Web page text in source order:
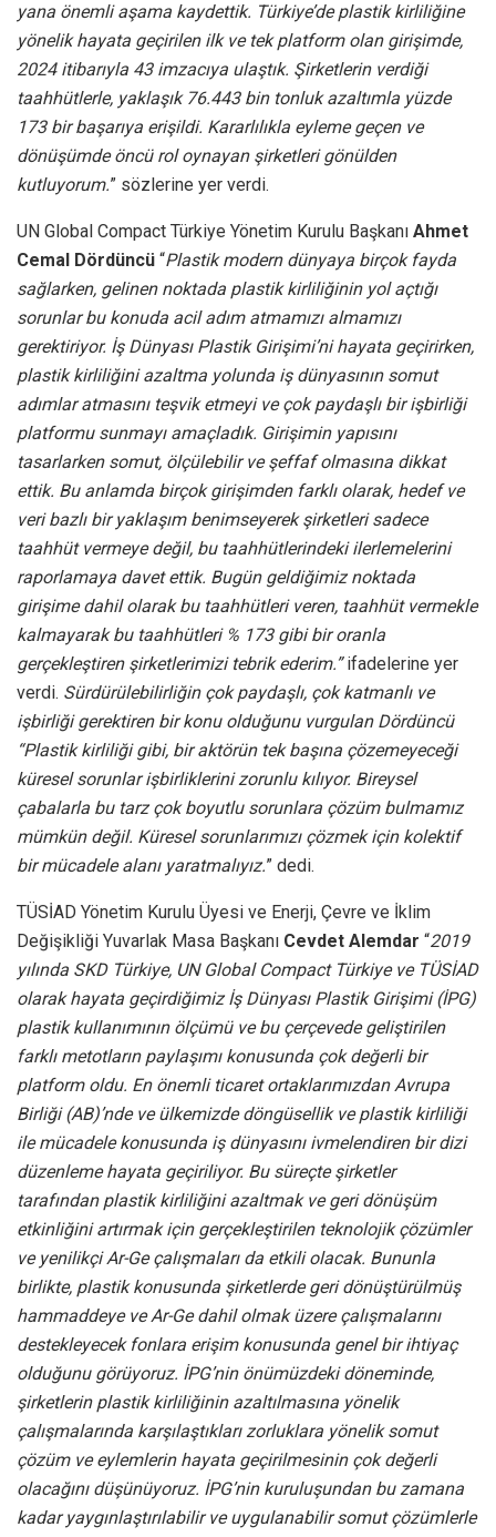
yana önemli aşama kaydettik. Türkiye’de plastik kirliliğine
yönelik hayata geçirilen ilk ve tek platform olan girişimde,
2024 itibarıyla 43 imzacıya ulaştık. Şirketlerin verdiği
taahhütlerle, yaklaşık 76.443 bin tonluk azaltımla yüzde
173 bir başarıya erişildi. Kararlılıkla eyleme geçen ve
dönüşümde öncü rol oynayan şirketleri gönülden
kutluyorum.” sözlerine yer verdi.
UN Global Compact Türkiye Yönetim Kurulu Başkanı Ahmet
Cemal Dördüncü “Plastik modern dünyaya birçok fayda
sağlarken, gelinen noktada plastik kirliliğinin yol açtığı
sorunlar bu konuda acil adım atmamızı almamızı
gerektiriyor. İş Dünyası Plastik Girişimi’ni hayata geçirirken,
plastik kirliliğini azaltma yolunda iş dünyasının somut
adımlar atmasını teşvik etmeyi ve çok paydaşlı bir işbirliği
platformu sunmayı amaçladık. Girişimin yapısını
tasarlarken somut, ölçülebilir ve şeffaf olmasına dikkat
ettik. Bu anlamda birçok girişimden farklı olarak, hedef ve
veri bazlı bir yaklaşım benimseyerek şirketleri sadece
taahhüt vermeye değil, bu taahhütlerindeki ilerlemelerini
raporlamaya davet ettik. Bugün geldiğimiz noktada
girişime dahil olarak bu taahhütleri veren, taahhüt vermekle
kalmayarak bu taahhütleri % 173 gibi bir oranla
gerçekleştiren şirketlerimizi tebrik ederim.”ifadelerine yer
verdi. Sürdürülebilirliğin çok paydaşlı, çok katmanlı ve
işbirliği gerektiren bir konu olduğunu vurgulan Dördüncü
“Plastik kirliliği gibi, bir aktörün tek başına çözemeyeceği
küresel sorunlar işbirliklerini zorunlu kılıyor. Bireysel
çabalarla bu tarz çok boyutlu sorunlara çözüm bulmamız
mümkün değil. Küresel sorunlarımızı çözmek için kolektif
bir mücadele alanı yaratmalıyız.” dedi.
TÜSİAD Yönetim Kurulu Üyesi ve Enerji, Çevre ve İklim
Değişikliği Yuvarlak Masa Başkanı Cevdet Alemdar “2019
yılında SKD Türkiye, UN Global Compact Türkiye ve TÜSİAD
olarak hayata geçirdiğimiz İş Dünyası Plastik Girişimi (İPG)
plastik kullanımının ölçümü ve bu çerçevede geliştirilen
farklı metotların paylaşımı konusunda çok değerli bir
platform oldu. En önemli ticaret ortaklarımızdan Avrupa
Birliği (AB)’nde ve ülkemizde döngüsellik ve plastik kirliliği
ile mücadele konusunda iş dünyasını ivmelendiren bir dizi
düzenleme hayata geçiriliyor. Bu süreçte şirketler
tarafından plastik kirliliğini azaltmak ve geri dönüşüm
etkinliğini artırmak için gerçekleştirilen teknolojik çözümler
ve yenilikçi Ar-Ge çalışmaları da etkili olacak. Bununla
birlikte, plastik konusunda şirketlerde geri dönüştürülmüş
hammaddeye ve Ar-Ge dahil olmak üzere çalışmalarını
destekleyecek fonlara erişim konusunda genel bir ihtiyaç
olduğunu görüyoruz. İPG’nin önümüzdeki döneminde,
şirketlerin plastik kirliliğinin azaltılmasına yönelik
çalışmalarında karşılaştıkları zorluklara yönelik somut
çözüm ve eylemlerin hayata geçirilmesinin çok değerli
olacağını düşünüyoruz. İPG’nin kuruluşundan bu zamana
kadar yaygınlaştırılabilir ve uygulanabilir somut çözümlerle